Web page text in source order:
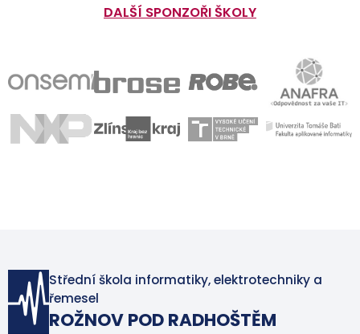
DALŠÍ SPONZOŘI ŠKOLY
Střední škola informatiky, elektrotechniky a
řemesel
ROŽNOV POD RADHOŠTĚM